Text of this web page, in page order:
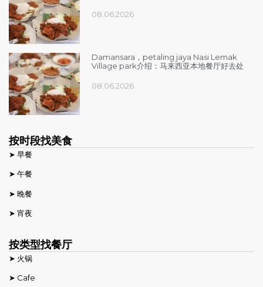
08.06.2026
Damansara，petaling jaya Nasi Lemak
Village park介绍：马来西亚本地餐厅好去处
08.06.2026
按时段找美食
➤ 早餐
➤ 午餐
➤ 晚餐
➤ 宵夜
按类型找餐厅
➤ 火锅
➤ Cafe